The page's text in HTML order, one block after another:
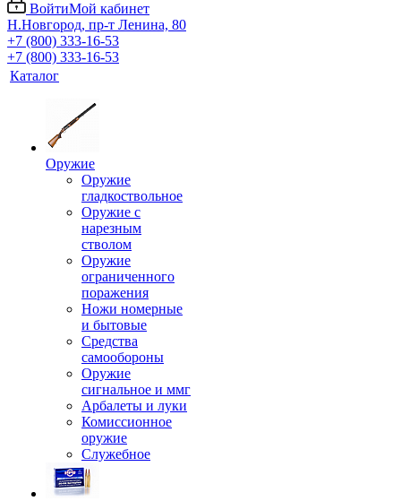
ВойтиМой кабинет
Н.Новгород, пр-т Ленина, 80
+7 (800) 333-16-53
+7 (800) 333-16-53
Каталог
Оружие
Оружие
гладкоствольное
Оружие с
нарезным
стволом
Оружие
ограниченного
поражения
Ножи номерные
и бытовые
Средства
самообороны
Оружие
сигнальное и ммг
Арбалеты и луки
Комиссионное
оружие
Служебное